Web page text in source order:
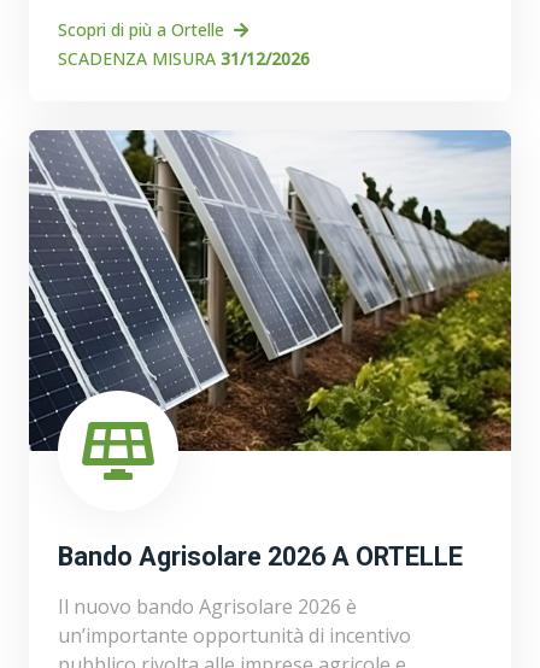
Scopri di più a Ortelle
SCADENZA MISURA 31/12/2026
Bando Agrisolare 2026 A ORTELLE
Il nuovo bando Agrisolare 2026 è
un’importante opportunità di incentivo